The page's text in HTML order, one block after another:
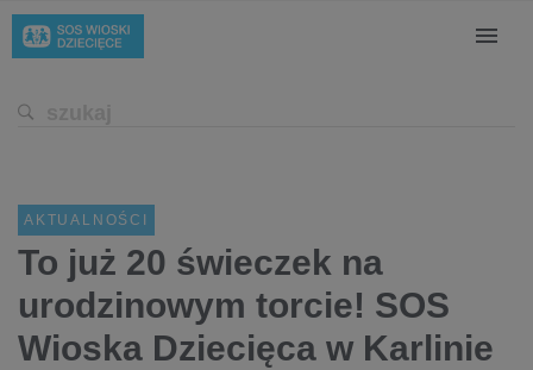
AKTUALNOŚCI
To już 20 świeczek na
urodzinowym torcie! SOS
Wioska Dziecięca w Karlinie